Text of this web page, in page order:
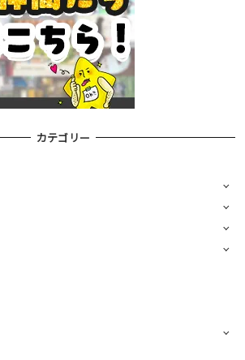
カテゴリー